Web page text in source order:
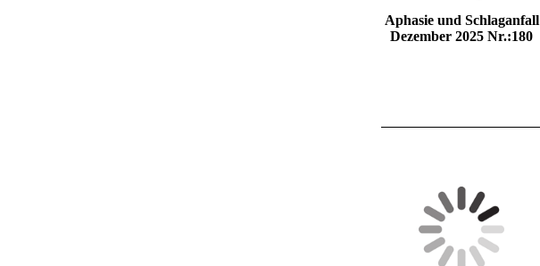
Aphasie und Schlaganfall
Dezember 2025 Nr.:180